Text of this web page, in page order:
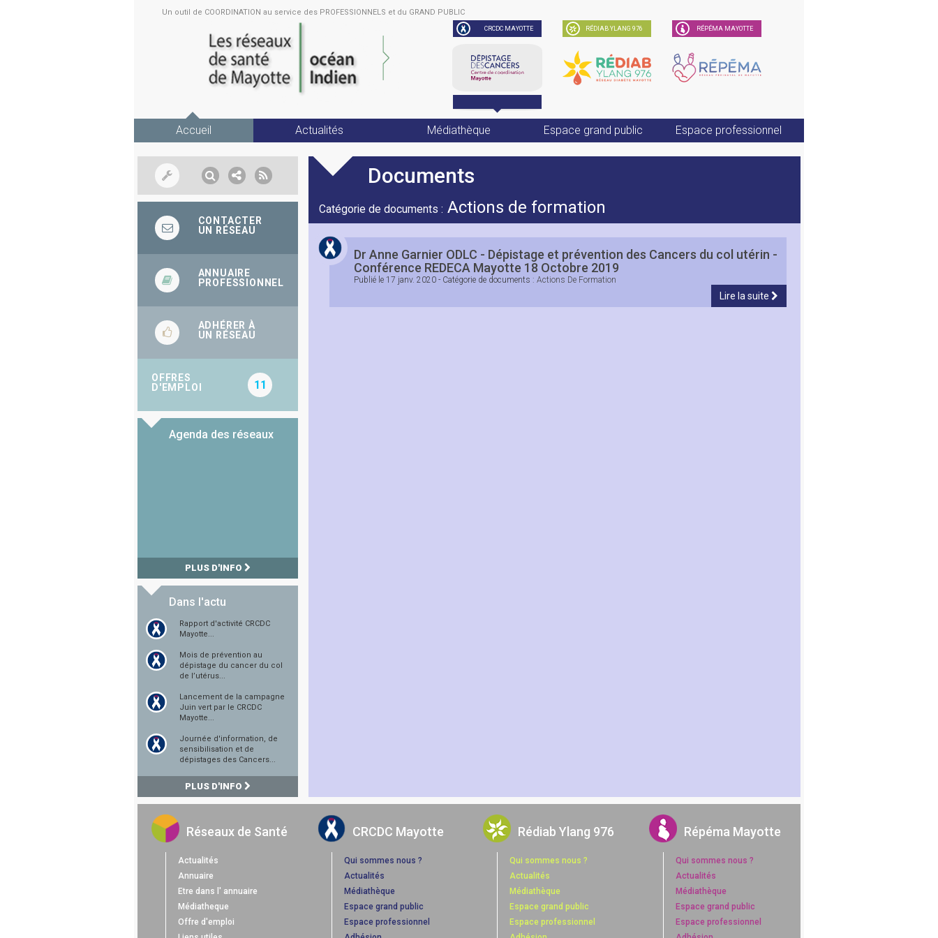
Un outil de COORDINATION au service des PROFESSIONNELS et du GRAND PUBLIC
CRCDC MAYOTTE RÉDIAB YLANG 976 RÉPÉMA MAYOTTE
Accueil Actualités Médiathèque Espace grand public Espace professionnel
Documents
Catégorie de documents : Actions de formation
Dr Anne Garnier ODLC - Dépistage et prévention des Cancers du col utérin -
Conférence REDECA Mayotte 18 Octobre 2019
Publié le 17 janv. 2020 - Catégorie de documents : Actions De Formation
Lire la suite
CONTACTER
UN RÉSEAU
ANNUAIRE
PROFESSIONNEL
ADHÉRER À
UN RÉSEAU
OFFRES
D'EMPLOI
11
Agenda des réseaux
PLUS D'INFO
Dans l'actu
Rapport d'activité CRCDC
Mayotte...
Mois de prévention au
dépistage du cancer du col
de l’utérus...
Lancement de la campagne
Juin vert par le CRCDC
Mayotte...
Journée d'information, de
sensibilisation et de
dépistages des Cancers...
PLUS D'INFO
Réseaux de Santé
Actualités
Annuaire
Etre dans l' annuaire
Médiatheque
Offre d'emploi
CRCDC Mayotte
Qui sommes nous ?
Actualités
Médiathèque
Espace grand public
Espace professionnel
Rédiab Ylang 976
Qui sommes nous ?
Actualités
Médiathèque
Espace grand public
Espace professionnel
Répéma Mayotte
Qui sommes nous ?
Actualités
Médiathèque
Espace grand public
Espace professionnel